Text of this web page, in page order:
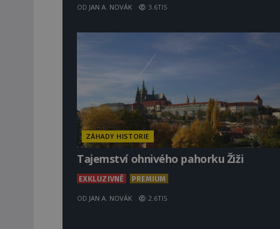
OD JAN A. NOVÁK 3.6TIS
ZÁHADY HISTORIE
Tajemství ohnivého pahorku Žiži
EXKLUZIVNĚ PREMIUM
OD JAN A. NOVÁK 2.6TIS